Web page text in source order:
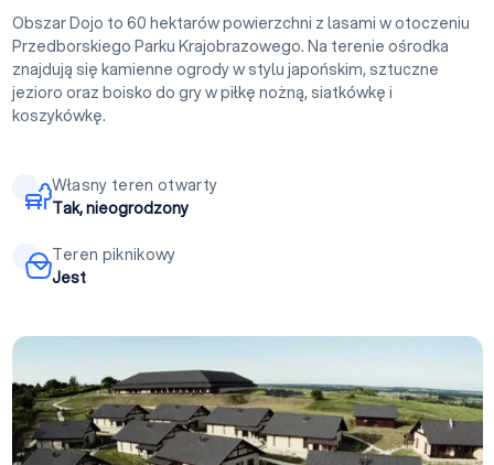
Obszar Dojo to 60 hektarów powierzchni z lasami w otoczeniu
Przedborskiego Parku Krajobrazowego. Na terenie ośrodka
znajdują się kamienne ogrody w stylu japońskim, sztuczne
jezioro oraz boisko do gry w piłkę nożną, siatkówkę i
koszykówkę.
Własny teren otwarty
Tak, nieogrodzony
Teren piknikowy
Jest